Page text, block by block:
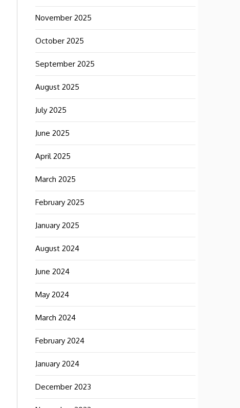
November 2025
October 2025
September 2025
August 2025
July 2025
June 2025
April 2025
March 2025
February 2025
January 2025
August 2024
June 2024
May 2024
March 2024
February 2024
January 2024
December 2023